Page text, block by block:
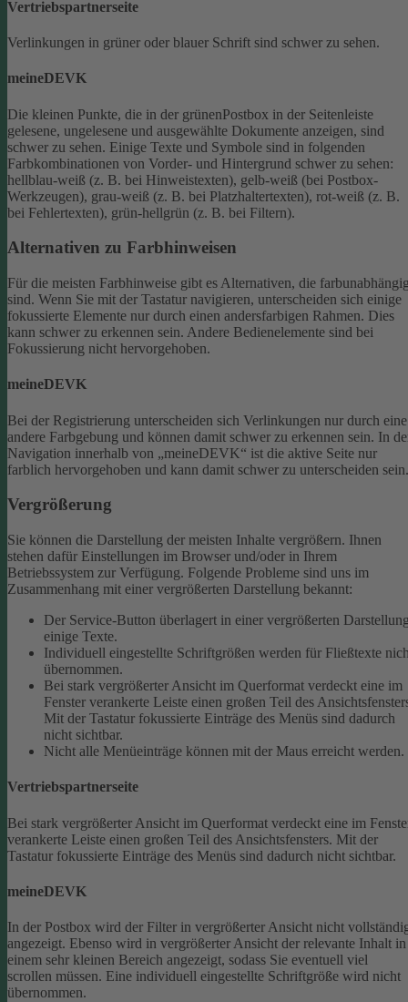
Vertriebspartnerseite
Verlinkungen in grüner oder blauer Schrift sind schwer zu sehen.
meineDEVK
Die kleinen Punkte, die in der grünenPostbox in der Seitenleiste
gelesene, ungelesene und ausgewählte Dokumente anzeigen, sind
schwer zu sehen. Einige Texte und Symbole sind in folgenden
Farbkombinationen von Vorder- und Hintergrund schwer zu sehen:
hellblau-weiß (z. B. bei Hinweistexten), gelb-weiß (bei Postbox-
Werkzeugen), grau-weiß (z. B. bei Platzhaltertexten), rot-weiß (z. B.
bei Fehlertexten), grün-hellgrün (z. B. bei Filtern).
Alternativen zu Farbhinweisen
Für die meisten Farbhinweise gibt es Alternativen, die
sind. Wenn Sie mit der Tastatur navigieren, unterscheiden sich einige
fokussierte Elemente nur durch einen andersfarbigen Rahmen. Dies
kann schwer zu erkennen sein. Andere Bedienelemente sind bei
Fokussierung nicht hervorgehoben.
meineDEVK
Bei der Registrierung unterscheiden sich Verlinkungen nur durch eine
andere Farbgebung und können damit schwer zu erkennen sein. In
Navigation innerhalb von „meineDEVK“ ist die aktive Seite nur
farblich hervorgehoben und kann damit schwer zu unterscheiden sein.
Vergrößerung
Sie können die Darstellung der meisten Inhalte vergrößern. Ihnen
stehen dafür Einstellungen im Browser und/oder in Ihrem
Betriebssystem zur Verfügung. Folgende Probleme sind uns im
Zusammenhang mit einer vergrößerten Darstellung bekannt:
Der Service-Button überlagert in einer vergrößerten
einige Texte.
Individuell eingestellte Schriftgrößen werden für Fließtexte
übernommen.
Bei stark vergrößerter Ansicht im Querformat verdeckt eine im
Fenster verankerte Leiste einen großen Teil des
Mit der Tastatur fokussierte Einträge des Menüs sind dadurch
nicht sichtbar.
Nicht alle Menüeinträge können mit der Maus erreicht werden.
Vertriebspartnerseite
Bei stark vergrößerter Ansicht im Querformat verdeckt eine im
verankerte Leiste einen großen Teil des Ansichtsfensters. Mit der
Tastatur fokussierte Einträge des Menüs sind dadurch nicht sichtbar.
meineDEVK
In der Postbox wird der Filter in vergrößerter Ansicht nicht
angezeigt. Ebenso wird in vergrößerter Ansicht der relevante Inhalt in
einem sehr kleinen Bereich angezeigt, sodass Sie eventuell viel
scrollen müssen. Eine individuell eingestellte Schriftgröße wird nicht
übernommen.